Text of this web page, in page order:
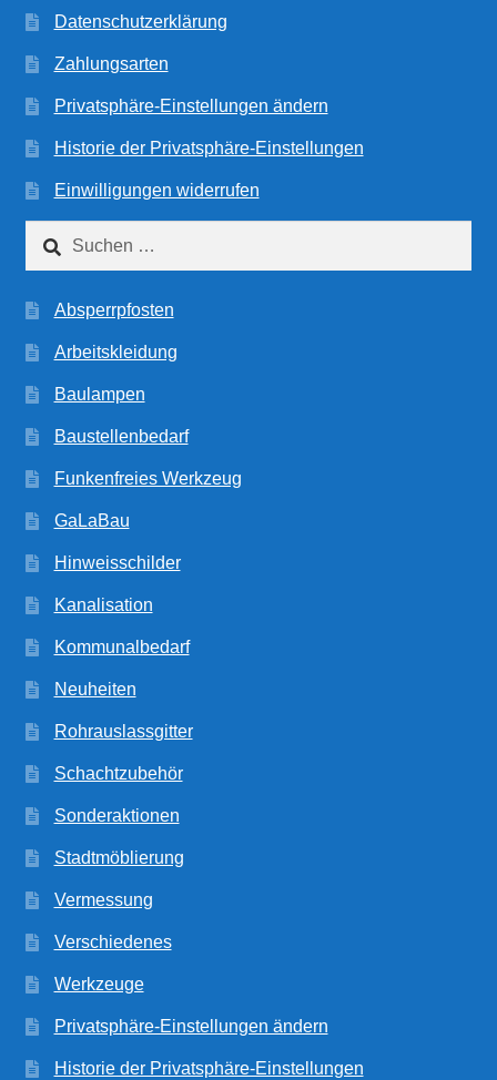
Datenschutzerklärung
Zahlungsarten
Privatsphäre-Einstellungen ändern
Historie der Privatsphäre-Einstellungen
Einwilligungen widerrufen
nach:
Absperrpfosten
Arbeitskleidung
Baulampen
Baustellenbedarf
Funkenfreies Werkzeug
GaLaBau
Hinweisschilder
Kanalisation
Kommunalbedarf
Neuheiten
Rohrauslassgitter
Schachtzubehör
Sonderaktionen
Stadtmöblierung
Vermessung
Verschiedenes
Werkzeuge
Privatsphäre-Einstellungen ändern
Historie der Privatsphäre-Einstellungen